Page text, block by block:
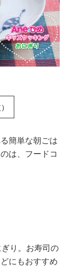
簡単な朝ごは
は、フードコ
り。お寿司の
にもおすすめ